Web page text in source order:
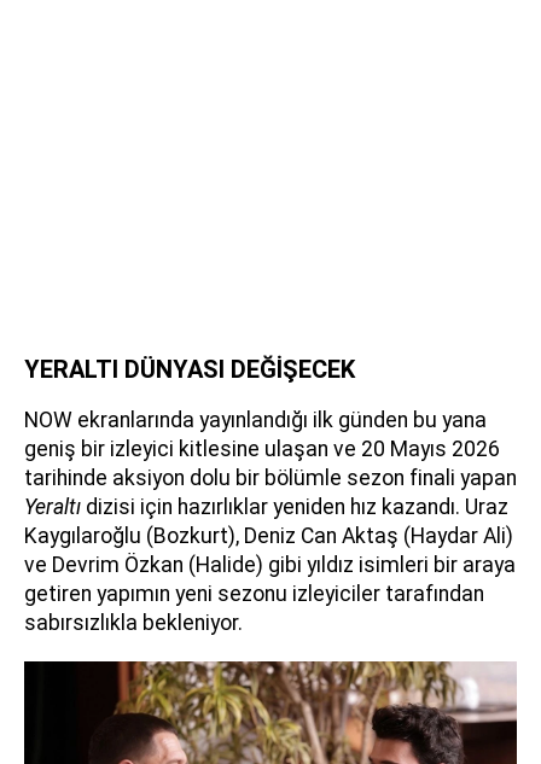
YERALTI DÜNYASI DEĞİŞECEK
NOW ekranlarında yayınlandığı ilk günden bu yana
geniş bir izleyici kitlesine ulaşan ve 20 Mayıs 2026
tarihinde aksiyon dolu bir bölümle sezon finali yapan
Yeraltı dizisi için hazırlıklar yeniden hız kazandı. Uraz
Kaygılaroğlu (Bozkurt), Deniz Can Aktaş (Haydar Ali)
ve Devrim Özkan (Halide) gibi yıldız isimleri bir araya
getiren yapımın yeni sezonu izleyiciler tarafından
sabırsızlıkla bekleniyor.